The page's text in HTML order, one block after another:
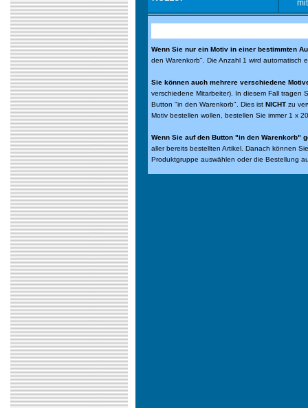
Wenn Sie nur ein Motiv in einer bestimmten
den Warenkorb". Die Anzahl 1 wird automatisch
Sie können auch mehrere verschiedene
verschiedene Mitarbeiter). In diesem Fall tragen
Button "in den Warenkorb". Dies ist NICHT zu
Motiv bestellen wollen, bestellen Sie immer 1 x
Wenn Sie auf den Button "in den Warenkorb"
aller bereits bestellten Artikel. Danach können
Produktgruppe auswählen oder die Bestellung